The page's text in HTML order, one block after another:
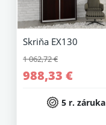
Skriňa EX130
1 062,72 €
988,33 €
5 r. záruka